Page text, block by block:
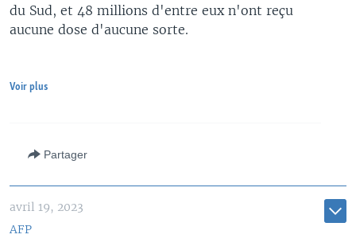
du Sud, et 48 millions d'entre eux n'ont reçu
aucune dose d'aucune sorte.
Voir plus
Partager
avril 19, 2023
AFP